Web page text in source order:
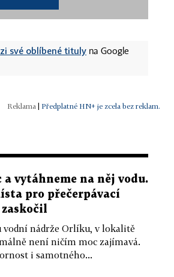
své oblíbené tituly na Google
| Předplatné HN+ je zcela bez reklam.
a vytáhneme na něj vodu.
pro přečerpávací
vodní nádrže Orlíku, v lokalitě
není ničím moc zajímavá.
i samotného...